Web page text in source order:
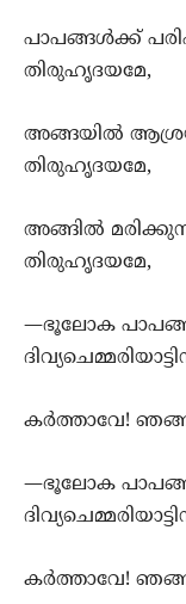
പാപങ്ങള്‍ക്ക്
തിരുഹൃദയമേ,
അങ്ങയില്‍
തിരുഹൃദയമേ,
അങ്ങില്‍
തിരുഹൃദയമേ,
—ഭൂലോക
കര്‍ത്താവേ!
—ഭൂലോക
കര്‍ത്താവേ!